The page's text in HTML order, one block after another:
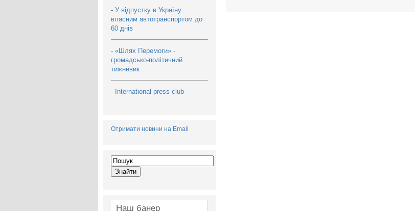
- У відпустку в Україну
власним автотранспортом до
60 днів
- «Шлях Перемоги» -
громадсько-політичний
тижневик
- International press-club
Отримати новини на Email
Наш банер